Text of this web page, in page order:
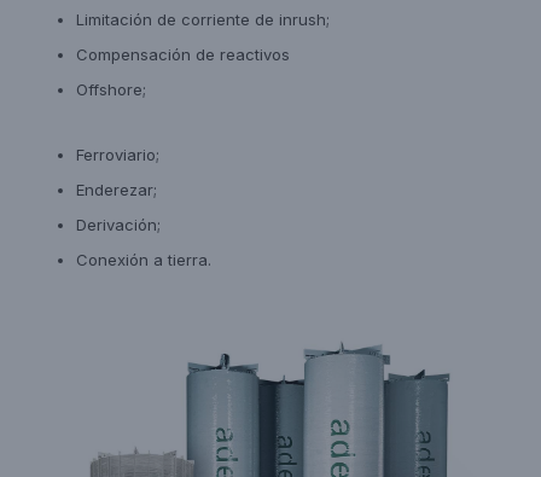
Limitación de corriente de inrush;
Compensación de reactivos
Offshore;
Ferroviario;
Enderezar;
Derivación;
Conexión a tierra.